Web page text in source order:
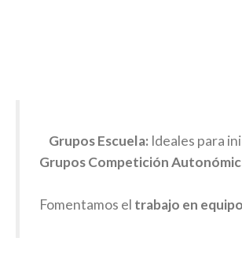
Grupos Escuela: Ideales para
Grupos Competición
Fomentamos el trabajo en equipo